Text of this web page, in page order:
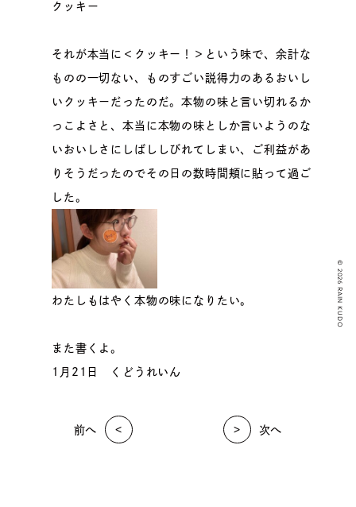
クッキー
それが本当に＜クッキー！＞という味で、余計な
ものの一切ない、ものすごい説得力のあるおいし
いクッキーだったのだ。本物の味と言い切れるか
っこよさと、本当に本物の味としか言いようのな
いおいしさにしばししびれてしまい、ご利益があ
りそうだったのでその日の数時間頬に貼って過ご
した。
わたしもはやく本物の味になりたい。
また書くよ。
1月21日 くどうれいん
前へ 次へ
© 2026 RAIN KUDO